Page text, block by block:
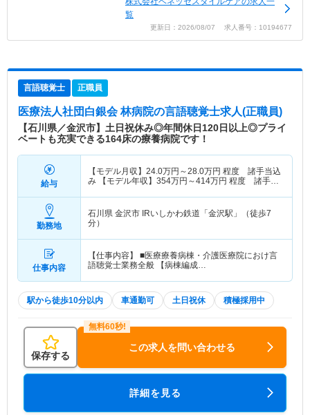
覧
更新日：2026/08/07 求人番号：10194677
言語聴覚士 正職員
医療法人社団白銀会 林病院の言語聴覚士求人(正職員)
【石川県／金沢市】土日祝休み◎年間休日120日以上◎プライ
ベートも充実できる164床の療養病院です！
給与
【モデル月収】 24.0万円～28.0万円 程度 諸手当込
み 【モデル年収】 354万円～414万円 程度 諸手
勤務地
石川県 金沢市 IRいしかわ鉄道「金沢駅」（徒歩7
分）
仕事内容
【仕事内容】 ■医療療養病棟・介護医療院におけ言
語聴覚士業務全般 【病棟編成…
駅から徒歩10分以内 車通勤可 土日祝休 積極採用中
保存する
この求人を問い合わせる
詳細を見る